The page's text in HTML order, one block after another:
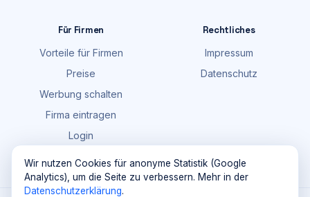
Für Firmen
Vorteile für Firmen
Preise
Werbung schalten
Firma eintragen
Login
Rechtliches
Impressum
Datenschutz
Wir nutzen Cookies für anonyme Statistik (Google
Analytics), um die Seite zu verbessern. Mehr in der
Datenschutzerklärung.